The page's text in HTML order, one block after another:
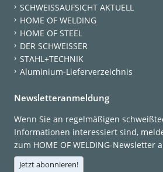
SCHWEISSAUFSICHT AKTUELL
HOME OF WELDING
HOME OF STEEL
DER SCHWEISSER
STAHL+TECHNIK
Aluminium-Lieferverzeichnis
Newsletteranmeldung
Wenn Sie an regelmäßigen
Informationen interessiert sind,
zum HOME OF WELDING-Newsletter
Jetzt abonnieren!